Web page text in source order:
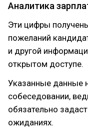
Аналитика
Эти цифры
пожеланий
и другой
открытом доступе.
Указанные данные
собеседовании,
обязательно
ожиданиях.